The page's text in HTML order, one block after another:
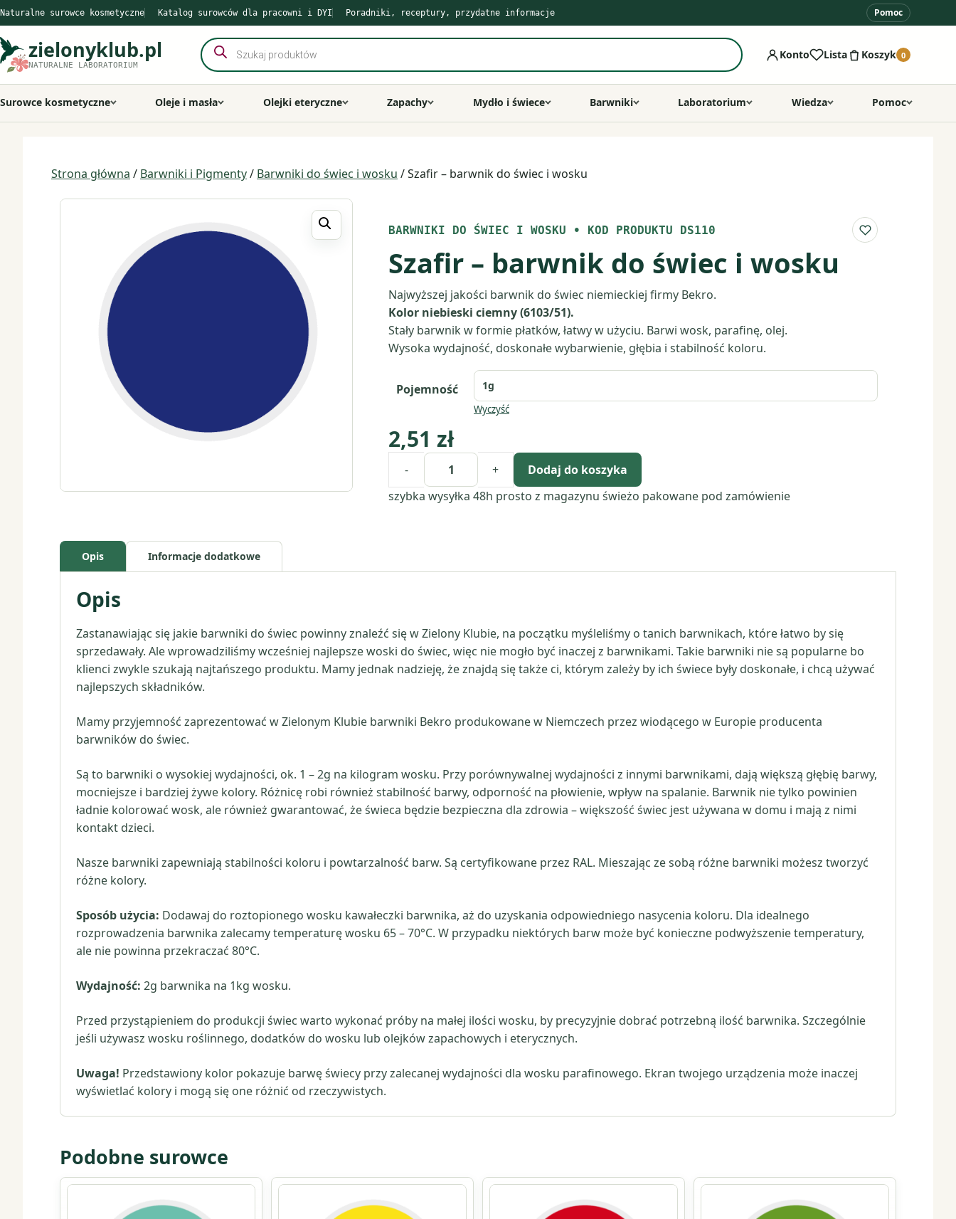
Przejdź
do
treści
Naturalne surowce kosmetyczne Katalog surowców dla pracowni i DYI Poradniki, receptury, przydatne informacje Pomoc
zielonyklub.pl
NATURALNE LABORATORIUM
Wyszukiwarka
produktów
Konto Lista Koszyk 0
Surowce kosmetyczne Oleje i masła Olejki eteryczne Zapachy Mydło i świece Barwniki Laboratorium Wiedza Pomoc
Strona główna / Barwniki i Pigmenty/ Barwniki do świec i wosku / Szafir – barwnik do świec i wosku
BARWNIKI DO ŚWIEC I WOSKU • KOD PRODUKTU DS110 Do listy
Szafir – barwnik do świec i wosku
Najwyższej jakości barwnik do świec niemieckiej firmy Bekro.
Kolor niebieski ciemny (6103/51).
Stały barwnik w formie płatków, łatwy w użyciu. Barwi wosk, parafinę, olej.
Wysoka wydajność, doskonałe wybarwienie, głębia i stabilność koloru.
Pojemność
Wyczyść
2,51 zł
-
ilość
Szafir
+
Dodaj do koszyka
szybka wysyłka 48h prosto z magazynu świeżo pakowane pod zamówienie
Opis Informacje dodatkowe
Opis
Zastanawiając się jakie barwniki do świec powinny znaleźć się w Zielony Klubie, na początku myśleliśmy o tanich barwnikach, które łatwo by się
sprzedawały. Ale wprowadziliśmy wcześniej najlepsze woski do świec, więc nie mogło być inaczej z barwnikami. Takie barwniki nie są popularne bo
klienci zwykle szukają najtańszego produktu. Mamy jednak nadzieję, że znajdą się także ci, którym zależy by ich świece były doskonałe, i chcą używać
najlepszych składników.
Mamy przyjemność zaprezentować w Zielonym Klubie barwniki Bekro produkowane w Niemczech przez wiodącego w Europie producenta
barwników do świec.
Są to barwniki o wysokiej wydajności, ok. 1 – 2g na kilogram wosku. Przy porównywalnej wydajności z innymi barwnikami, dają większą głębię barwy,
mocniejsze i bardziej żywe kolory. Różnicę robi również stabilność barwy, odporność na płowienie, wpływ na spalanie. Barwnik nie tylko powinien
ładnie kolorować wosk, ale również gwarantować, że świeca będzie bezpieczna dla zdrowia – większość świec jest używana w domu i mają z nimi
kontakt dzieci.
Nasze barwniki zapewniają stabilności koloru i powtarzalność barw. Są certyfikowane przez RAL. Mieszając ze sobą różne barwniki możesz tworzyć
różne kolory.
Sposób użycia: Dodawaj do roztopionego wosku kawałeczki barwnika, aż do uzyskania odpowiedniego nasycenia koloru. Dla idealnego
rozprowadzenia barwnika zalecamy temperaturę wosku 65 – 70°C. W przypadku niektórych barw może być konieczne podwyższenie temperatury,
ale nie powinna przekraczać 80°C.
Wydajność: 2g barwnika na 1kg wosku.
Przed przystąpieniem do produkcji świec warto wykonać próby na małej ilości wosku, by precyzyjnie dobrać potrzebną ilość barwnika. Szczególnie
jeśli używasz wosku roślinnego, dodatków do wosku lub olejków zapachowych i eterycznych.
Uwaga! Przedstawiony kolor pokazuje barwę świecy przy zalecanej wydajności dla wosku parafinowego. Ekran twojego urządzenia może inaczej
wyświetlać kolory i mogą się one różnić od rzeczywistych.
Podobne surowce
Ten